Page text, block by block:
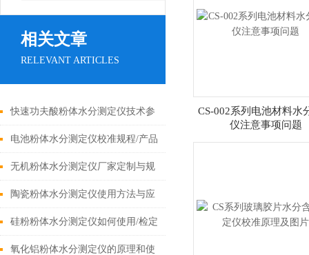
相关文章
RELEVANT ARTICLES
快速功夫酸粉体水分测定仪技术参
数
电池粉体水分测定仪校准规程/产品
优势
无机粉体水分测定仪厂家定制与规
格型号
陶瓷粉体水分测定仪使用方法与应
用说明
硅粉粉体水分测定仪如何使用/检定
视频
氧化铝粉体水分测定仪的原理和使
CS-002系列电池材料水
仪注意事项问题